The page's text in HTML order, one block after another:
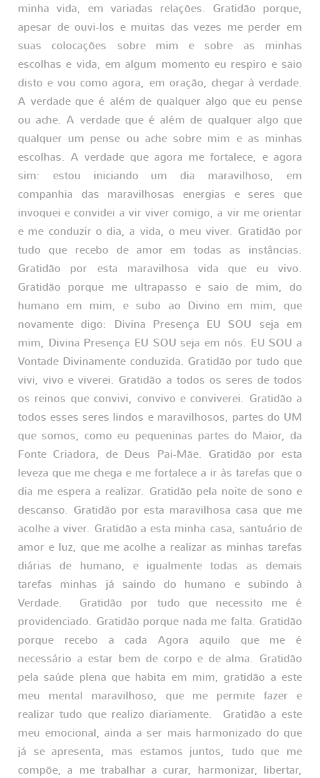
minha vida, em variadas relações. Gratidão porque,
apesar de ouvi-los e muitas das vezes me perder em
suas colocações sobre mim e sobre as minhas
escolhas e vida, em algum momento eu respiro e saio
disto e vou como agora, em oração, chegar à verdade.
A verdade que é além de qualquer algo que eu pense
ou ache. A verdade que é além de qualquer algo que
qualquer um pense ou ache sobre mim e as minhas
escolhas. A verdade que agora me fortalece, e agora
sim: estou iniciando um dia maravilhoso, em
companhia das maravilhosas energias e seres que
invoquei e convidei a vir viver comigo, a vir me orientar
e me conduzir o dia, a vida, o meu viver. Gratidão por
tudo que recebo de amor em todas as instâncias.
Gratidão por esta maravilhosa vida que eu vivo.
Gratidão porque me ultrapasso e saio de mim, do
humano em mim, e subo ao Divino em mim, que
novamente digo: Divina Presença EU SOU seja em
mim, Divina Presença EU SOU seja em nós. EU SOU a
Vontade Divinamente conduzida. Gratidão por tudo que
vivi, vivo e viverei. Gratidão a todos os seres de todos
os reinos que convivi, convivo e conviverei. Gratidão a
todos esses seres lindos e maravilhosos, partes do UM
que somos, como eu pequeninas partes do Maior, da
Fonte Criadora, de Deus Pai-Mãe. Gratidão por esta
leveza que me chega e me fortalece a ir às tarefas que o
dia me espera a realizar. Gratidão pela noite de sono e
descanso. Gratidão por esta maravilhosa casa que me
acolhe a viver. Gratidão a esta minha casa, santuário de
amor e luz, que me acolhe a realizar as minhas tarefas
diárias de humano, e igualmente todas as demais
tarefas minhas já saindo do humano e subindo à
Verdade. Gratidão por tudo que necessito me é
providenciado. Gratidão porque nada me falta. Gratidão
porque recebo a cada Agora aquilo que me é
necessário a estar bem de corpo e de alma. Gratidão
pela saúde plena que habita em mim, gratidão a este
meu mental maravilhoso, que me permite fazer e
realizar tudo que realizo diariamente. Gratidão a este
meu emocional, ainda a ser mais harmonizado do que
já se apresenta, mas estamos juntos, tudo que me
compõe, a me trabalhar a curar, harmonizar, libertar,